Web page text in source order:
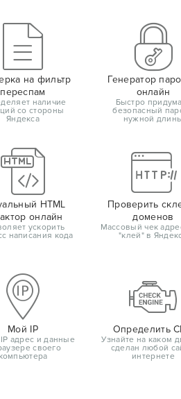
на фильтр
переспам
наличие
со стороны
Яндекса
Генератор
онлайн
Быстро
безопасный
нужной
HTML
онлайн
ускорить
написания кода
Проверить
доменов
Массовый чек
"клей" в
Мой IP
адрес и данные
своего
компьютера
Определить
Узнайте на каком
сделан любой
интернете